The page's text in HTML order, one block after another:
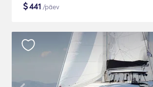
$441 /päev